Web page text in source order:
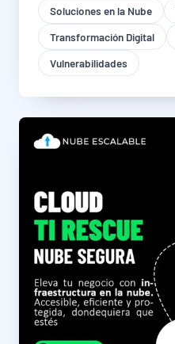
Soluciones en la Nube
Transformación Digital
Vulnerabilidades